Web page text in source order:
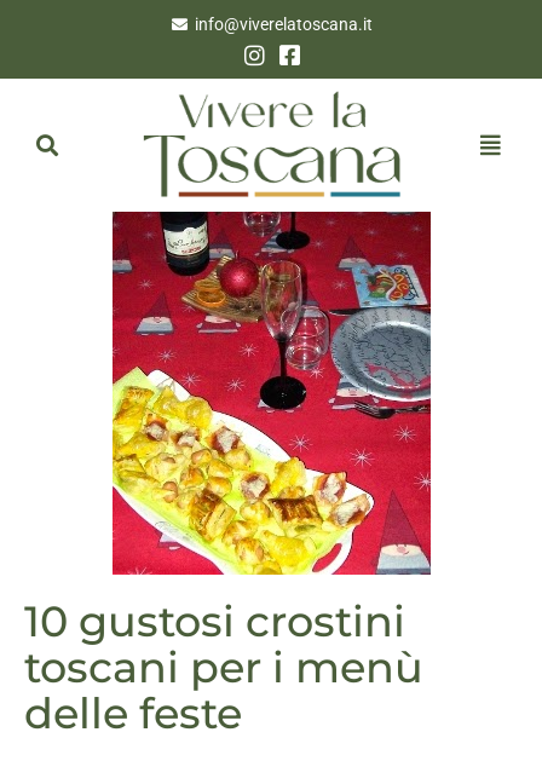
info@viverelatoscana.it
10 gustosi crostini
toscani per i menù
delle feste